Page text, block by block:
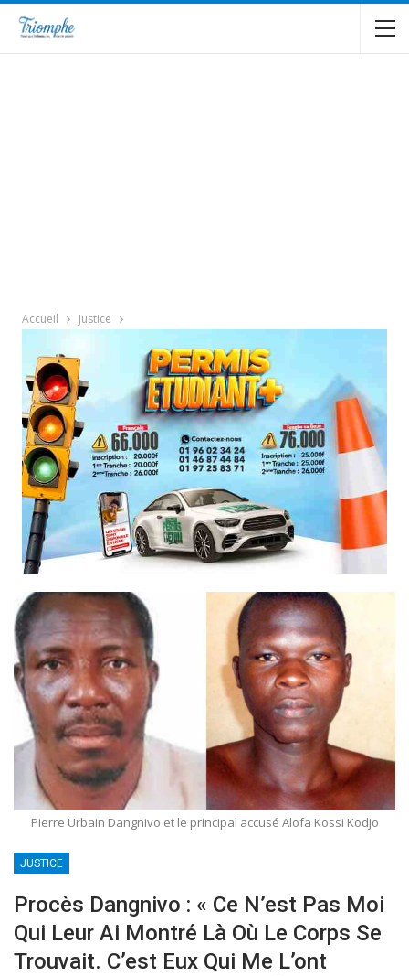
Accueil Justice
Pierre Urbain Dangnivo et le principal accusé Alofa Kossi Kodjo
JUSTICE
Procès Dangnivo : « Ce N’est Pas Moi
Qui Leur Ai Montré Là Où Le Corps Se
Trouvait. C’est Eux Qui Me L’ont